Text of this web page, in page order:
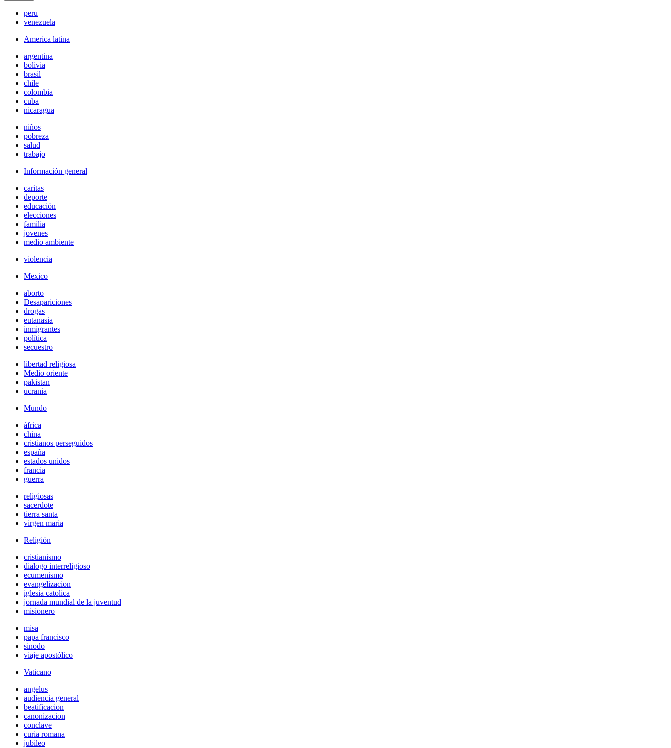
peru
venezuela
America latina
argentina
bolivia
brasil
chile
colombia
cuba
nicaragua
niños
pobreza
salud
trabajo
Información general
caritas
deporte
educación
elecciones
familia
jovenes
medio ambiente
violencia
Mexico
aborto
Desapariciones
drogas
eutanasia
inmigrantes
política
secuestro
libertad religiosa
Medio oriente
pakistan
ucrania
Mundo
áfrica
china
cristianos perseguidos
españa
estados unidos
francia
guerra
religiosas
sacerdote
tierra santa
virgen maria
Religión
cristianismo
dialogo interreligioso
ecumenismo
evangelizacion
iglesia catolica
jornada mundial de la juventud
misionero
misa
papa francisco
sinodo
viaje apostólico
Vaticano
angelus
audiencia general
beatificacion
canonizacion
conclave
curia romana
jubileo